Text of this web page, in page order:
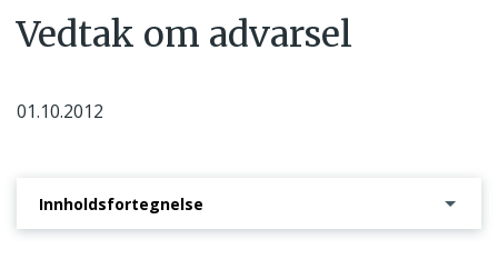
Vedtak om advarsel
01.10.2012
Innholdsfortegnelse